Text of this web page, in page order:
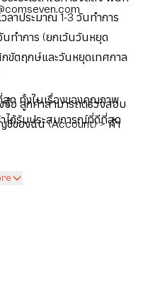
ลาประมาณ 1-3 วันทำการ
นทำการ (ยกเว้นวันหยุด
ขัตฤกษ์และวันหยุดเทศกาล
อ ลูกค้าสามารถตรวจสอบ
ชีของฉัน (Account) > คำ
ด ทั้งในเรื่องของคุณภาพ
ได้รับประสบการณ์ที่ดีที่สุด